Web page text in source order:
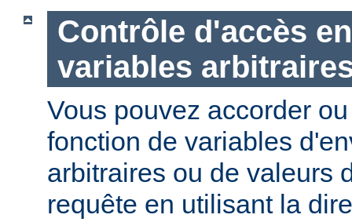
Contrôle d'accès
variables
Vous pouvez accorder
fonction de variables
arbitraires ou de valeurs
requête en utilisant la